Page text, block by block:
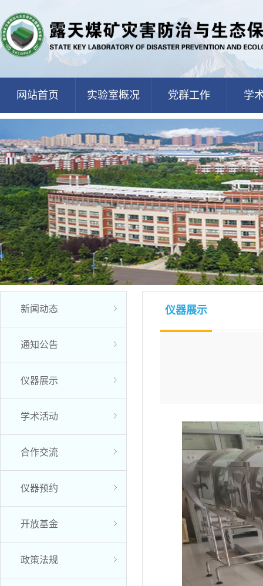
网站首页 实验室概况 党群工作 学
新闻动态
通知公告
仪器展示
学术活动
合作交流
仪器预约
开放基金
政策法规
仪器展示